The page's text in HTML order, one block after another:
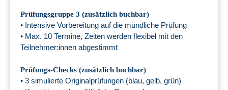
Prüfungsgruppe 3 (zusätzlich buchbar)
• Intensive Vorbereitung auf die mündliche Prüfung
• Max. 10 Termine, Zeiten werden flexibel mit den
Teilnehmer:innen abgestimmt
Prüfungs-Checks (zusätzlich buchbar)
• 3 simulierte Originalprüfungen (blau, gelb, grün)